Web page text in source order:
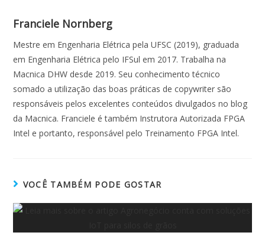
b
o
o
k
s
A
p
p
e
dI
n
er
Franciele Nornberg
Mestre em Engenharia Elétrica pela UFSC (2019), graduada
em Engenharia Elétrica pelo IFSul em 2017. Trabalha na
Macnica DHW desde 2019. Seu conhecimento técnico
somado a utilização das boas práticas de copywriter são
responsáveis pelos excelentes conteúdos divulgados no blog
da Macnica. Franciele é também Instrutora Autorizada FPGA
Intel e portanto, responsável pelo Treinamento FPGA Intel.
VOCÊ TAMBÉM PODE GOSTAR